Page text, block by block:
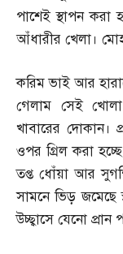
পাশেই স্থাপন
আঁধারীর খেলা।
করিম ভাই আর
গেলাম সেই
খাবারের দোকান।
ওপর গ্রিল করা
তপ্ত ধোঁয়া আর
সামনে ভিড় জমেছে
উচ্ছ্বাসে যেনো প্রান